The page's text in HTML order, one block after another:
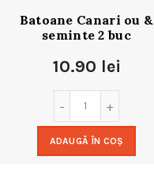
Batoane Canari ou &
seminte 2 buc
10.90 lei
ADAUGĂ ÎN COȘ